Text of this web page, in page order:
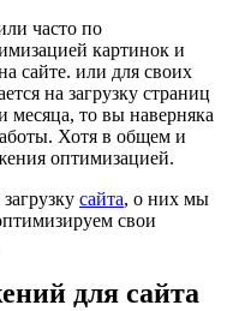
часто по
картинок и
сайте. или для своих
на загрузку страниц
месяца, то вы наверняка
Хотя в общем и
оптимизацией.
сайта, о них мы
свои
для сайта